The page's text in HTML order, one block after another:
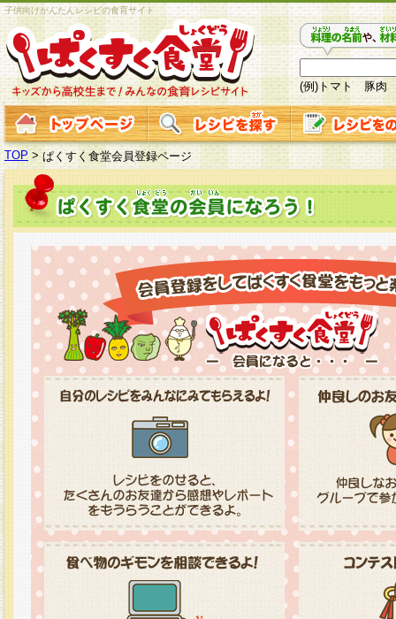
子供向けかんたんレシピの食育サイト
(例)トマト 豚肉
TOP > ぱくすく食堂会員登録ページ